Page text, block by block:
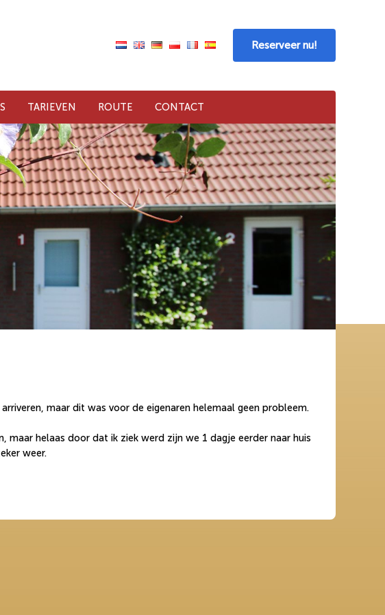
Reserveer nu!
TARIEVEN ROUTE CONTACT
maar dit was voor de eigenaren helemaal geen probleem.
helaas door dat ik ziek werd zijn we 1 dagje eerder naar huis
weer.